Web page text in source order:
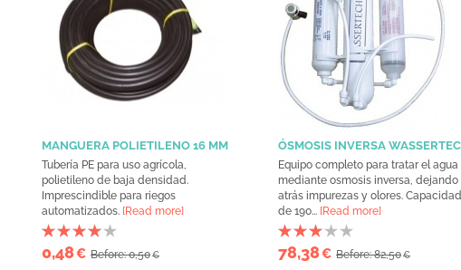
MANGUERA POLIETILENO 16 MM
Tubería PE para uso agrícola,
polietileno de baja densidad.
Imprescindible para riegos
automatizados. [Read more]
0,48€ Before: 0,50€
ÓSMOSIS INVERSA
Equipo completo para tratar el agua
mediante osmosis inversa, dejando
atrás impurezas y olores. Capacidad
de 190... [Read more]
78,38€ Before: 82,50€